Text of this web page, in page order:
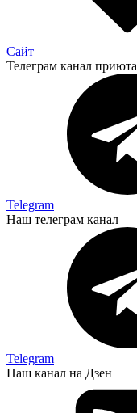
Сайт
Телеграм канал приюта
Telegram
Наш телеграм канал
Telegram
Наш канал на Дзен